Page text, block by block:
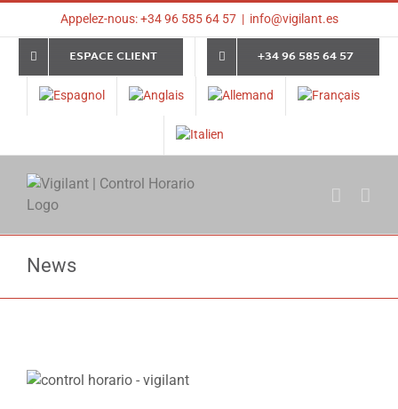
content
Appelez-nous: +34 96 585 64 57 | info@vigilant.es
ESPACE CLIENT +34 96 585 64 57
News